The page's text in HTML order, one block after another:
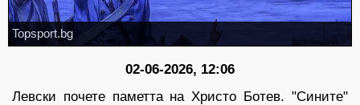
Topsport.bg
02-06-2026, 12:06
Левски почете паметта на Христо Ботев. "Сините"